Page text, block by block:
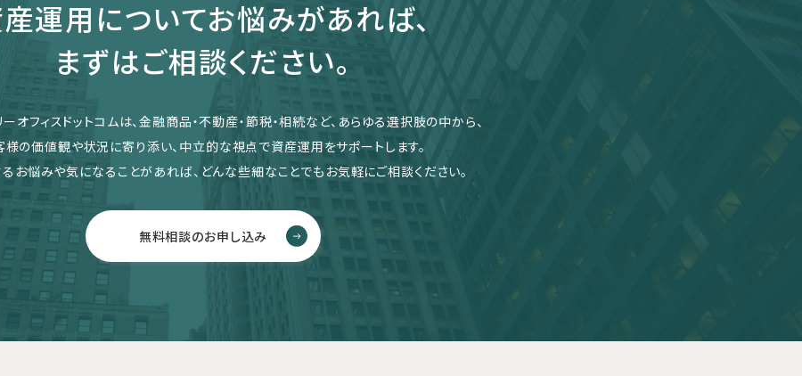
運用についてお悩みがあれば、
まずはご相談ください。
オフィスドットコムは、金融商品・不動産・節税・相続など、あらゆる選択肢の中から、
様の価値観や状況に寄り添い、中立的な視点で資産運用をサポートします。
お悩みや気になることがあれば、どんな些細なことでもお気軽にご相談ください。
無料相談のお申し込み